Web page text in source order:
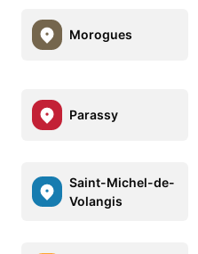
Morogues
Parassy
Saint-Michel-de-
Volangis